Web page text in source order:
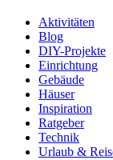
Aktivitäten
Blog
DIY-Projekte
Einrichtung
Gebäude
Häuser
Inspiration
Ratgeber
Technik
Urlaub &